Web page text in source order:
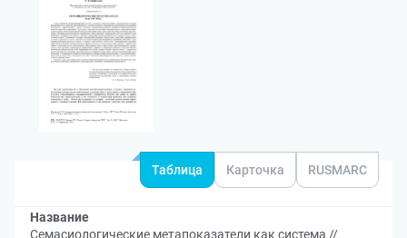
Таблица Карточка RUSMARC
Название
Семасиологические метапоказатели как система //